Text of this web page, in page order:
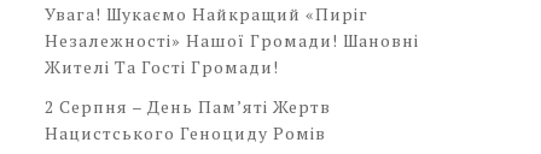
Увага! Шукаємо Найкращий «Пиріг
Незалежності» Нашої Громади! Шановні
Жителі Та Гості Громади!
2 Серпня – День Пам’яті Жертв
Нацистського Геноциду Ромів